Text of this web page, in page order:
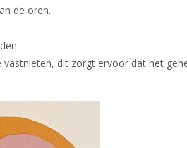
de oren.
dit zorgt ervoor dat het